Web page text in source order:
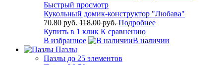
Быстрый просмотр
Кукольный домик-конструктор "Любава"
70.80 руб. 118.00 руб.Подробнее
Купить в 1 клик К сравнению
В избранное
В наличии
Пазлы
Пазлы до 25 элементов